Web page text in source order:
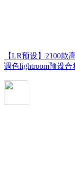
【LR预设】2100
调色lightroom预设合